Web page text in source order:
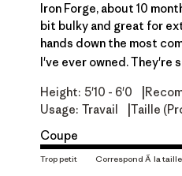
Iron Forge, about 10
bit bulky and great for
hands down the most
I've ever owned. They're
Height: 5'10 - 6'0
Usage: Travail Taille
Coupe